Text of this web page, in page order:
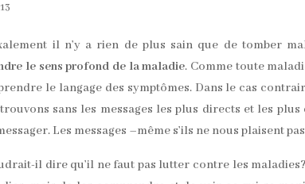
il n’y a rien de plus sain que de tomber
le sens profond de la maladie. Comme toute
le langage des symptômes. Dans le cas
sans les messages les plus directs et les
Les messages –même s’ils ne nous plaisent
il dire qu’il ne faut pas lutter contre les